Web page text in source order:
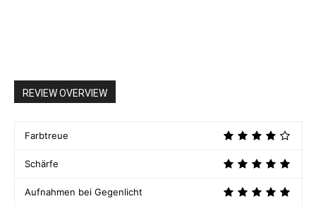
REVIEW OVERVIEW
Farbtreue
Schärfe
Aufnahmen bei Gegenlicht